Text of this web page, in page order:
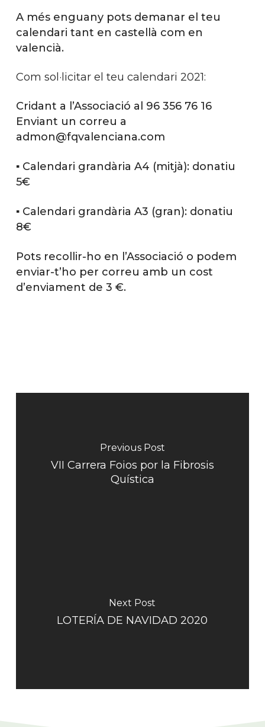
A més enguany pots demanar el teu
calendari tant en castellà com en
valencià.
Com sol·licitar el teu calendari 2021:
Cridant a l’Associació al 96 356 76 16
Enviant un correu a
admon@fqvalenciana.com
▪️ Calendari grandària A4 (mitjà): donatiu
5€
▪️ Calendari grandària A3 (gran): donatiu
8€
Pots recollir-ho en l’Associació o podem
enviar-t’ho per correu amb un cost
d’enviament de 3 €.
Previous Post
VII Carrera Foios por la Fibrosis
Quística
Next Post
LOTERÍA DE NAVIDAD 2020